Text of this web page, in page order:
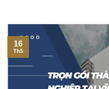
16
Th5